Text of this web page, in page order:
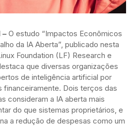
– O estudo “Impactos Econômicos
da IA Aberta”, publicado nesta
Foundation (LF) Research e
que diversas organizações
de inteligência artificial por
financeiramente. Dois terços das
consideram a IA aberta mais
do que sistemas proprietários, e
a redução de despesas como um